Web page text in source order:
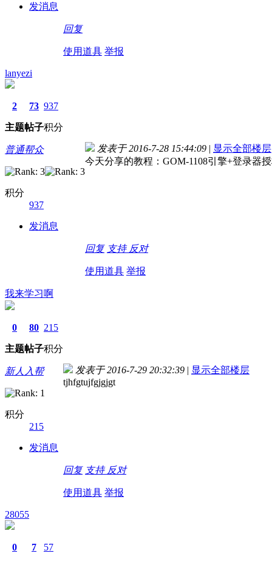
发消息
回复
使用道具 举报
lanyezi
2
主题
73
帖子
937
积分
普通帮众
积分
937
发消息
发表于 2016-7-28 15:44:09 | 显示全部楼层
今天分享的教程：GOM-1108引擎+登录器
回复 支持 反对
使用道具 举报
我来学习啊
0
主题
80
帖子
215
积分
新人入帮
积分
215
发消息
发表于 2016-7-29 20:32:39 | 显示全部楼层
tjhfgtujfgjgjgt
回复 支持 反对
使用道具 举报
28055
0 7 57